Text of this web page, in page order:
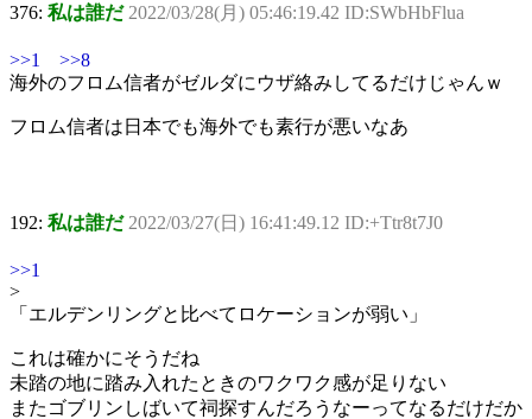
376: 私は誰だ 2022/03/28(月) 05:46:19.42 ID:SWbHbFlua
>>1
>>8
海外のフロム信者がゼルダにウザ絡みしてるだけじゃんｗ
フロム信者は日本でも海外でも素行が悪いなあ
192: 私は誰だ 2022/03/27(日) 16:41:49.12 ID:+Ttr8t7J0
>>1
>
「エルデンリングと比べてロケーションが弱い」
これは確かにそうだね
未踏の地に踏み入れたときのワクワク感が足りない
またゴブリンしばいて祠探すんだろうなーってなるだけだか